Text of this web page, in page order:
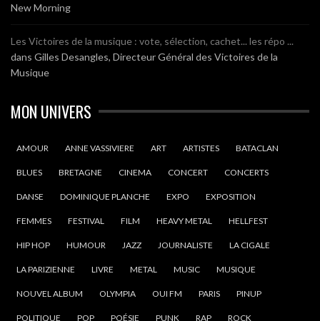
New Morning
Les Victoires de la musique : vote, sélection, cachet... les répo ...
dans Gilles Desangles, Directeur Général des Victoires de la
Musique
MON UNIVERS
AMOUR ANNE VASSIVIERE ART ARTISTES BATACLAN
BLUES BRETAGNE CINEMA CONCERT CONCERTS
DANSE DOMINIQUE PLANCHE EXPO EXPOSITION
FEMMES FESTIVAL FILM HEAVY METAL HELLFEST
HIP HOP HUMOUR JAZZ JOURNALISTE LA CIGALE
LA PARIZIENNE LIVRE METAL MUSIC MUSIQUE
NOUVEL ALBUM OLYMPIA OUI FM PARIS PINUP
POLITIQUE POP POÉSIE PUNK RAP ROCK